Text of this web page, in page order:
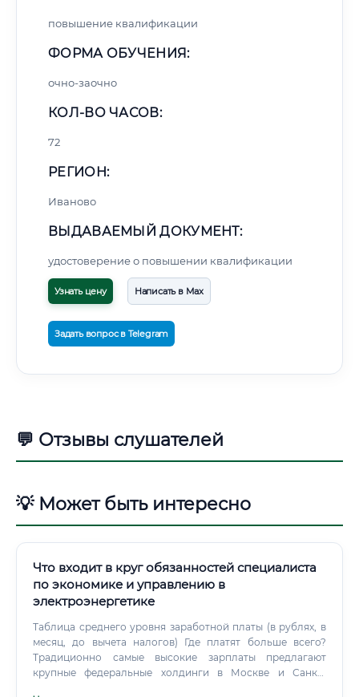
повышение квалификации
ФОРМА ОБУЧЕНИЯ:
очно-заочно
КОЛ-ВО ЧАСОВ:
72
РЕГИОН:
Иваново
ВЫДАВАЕМЫЙ ДОКУМЕНТ:
удостоверение о повышении квалификации
Узнать цену Написать в Max
Задать вопрос в Telegram
💬 Отзывы слушателей
💡 Может быть интересно
Что входит в круг обязанностей специалиста
по экономике и управлению в
электроэнергетике
Таблица среднего уровня заработной платы (в рублях, в
месяц, до вычета налогов) Где платят больше всего?
Традиционно самые высокие зарплаты предлагают
крупные федеральные холдинги в Москве и Санкт-